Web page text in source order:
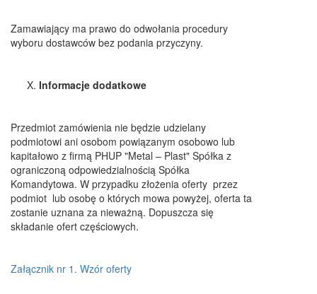
Zamawiający ma prawo do odwołania procedury
wyboru dostawców bez podania przyczyny.
Informacje dodatkowe
Przedmiot zamówienia nie będzie udzielany
podmiotowi ani osobom powiązanym osobowo lub
kapitałowo z firmą PHUP "Metal – Plast" Spółka z
ograniczoną odpowiedzialnością Spółka
Komandytowa. W przypadku złożenia oferty przez
podmiot lub osobę o których mowa powyżej, oferta ta
zostanie uznana za nieważną. Dopuszcza się
składanie ofert częściowych.
Załącznik nr 1. Wzór oferty